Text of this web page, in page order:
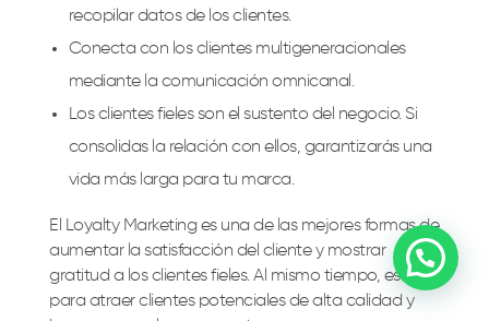
recopilar datos de los clientes.
Conecta con los clientes multigeneracionales
mediante la comunicación omnicanal.
Los clientes fieles son el sustento del negocio. Si
consolidas la relación con ellos, garantizarás una
vida más larga para tu marca.
El Loyalty Marketing es una de las mejores formas de
aumentar la satisfacción del cliente y mostrar
gratitud a los clientes fieles. Al mismo tiempo, es ideal
para atraer clientes potenciales de alta calidad y